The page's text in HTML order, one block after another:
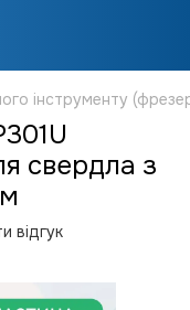
інструменту
свердла з
відгук